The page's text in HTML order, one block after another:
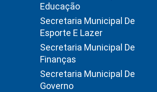
Educação
Secretaria Municipal De
Esporte E Lazer
Secretaria Municipal De
Finanças
Secretaria Municipal De
Governo